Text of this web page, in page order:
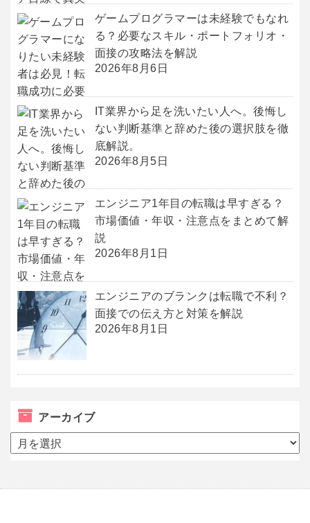
ゲームプログラマーは未経験でもなれ
る？必要なスキル・ポートフォリオ・
面接の攻略法を解説
2026年8月6日
IT業界から足を洗いたい人へ。後悔し
ない判断基準と辞めた後の選択肢を徹
底解説。
2026年8月5日
エンジニア1年目の転職は早すぎる？
市場価値・年収・注意点をまとめて解
説
2026年8月1日
エンジニアのブランクは転職で不利？
面接での伝え方と対策を解説
2026年8月1日
アーカイブ
ア
ー